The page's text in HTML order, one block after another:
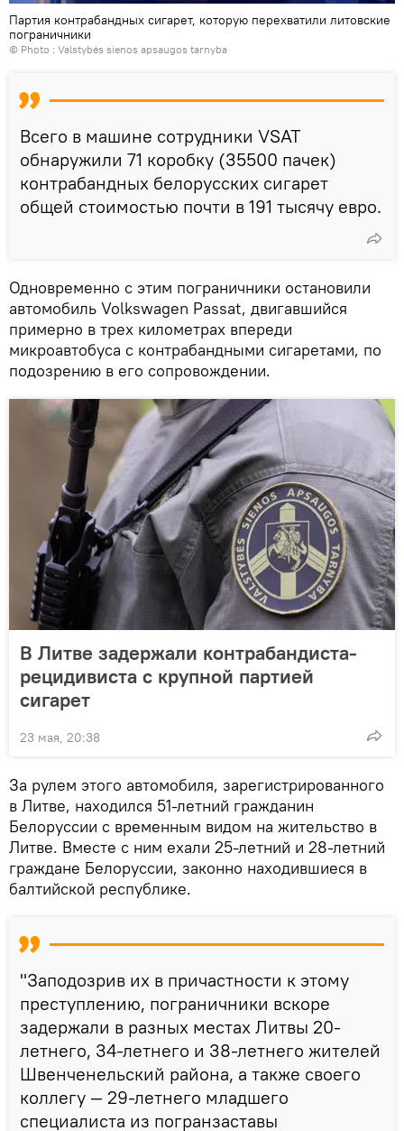
Партия контрабандных сигарет, которую перехватили литовские
пограничники
© Photo : Valstybės sienos apsaugos tarnyba
Всего в машине сотрудники VSAT
обнаружили 71 коробку (35500 пачек)
контрабандных белорусских сигарет
общей стоимостью почти в 191 тысячу евро.
Одновременно с этим пограничники остановили
автомобиль Volkswagen Passat, двигавшийся
примерно в трех километрах впереди
микроавтобуса с контрабандными сигаретами, по
подозрению в его сопровождении.
В Литве задержали контрабандиста-
рецидивиста с крупной партией
сигарет
23 мая, 20:38
За рулем этого автомобиля, зарегистрированного
в Литве, находился 51-летний гражданин
Белоруссии с временным видом на жительство в
Литве. Вместе с ним ехали 25-летний и 28-летний
граждане Белоруссии, законно находившиеся в
балтийской республике.
"Заподозрив их в причастности к этому
преступлению, пограничники вскоре
задержали в разных местах Литвы 20-
летнего, 34-летнего и 38-летнего жителей
Швенченельский района, а также своего
коллегу — 29-летнего младшего
специалиста из погранзаставы